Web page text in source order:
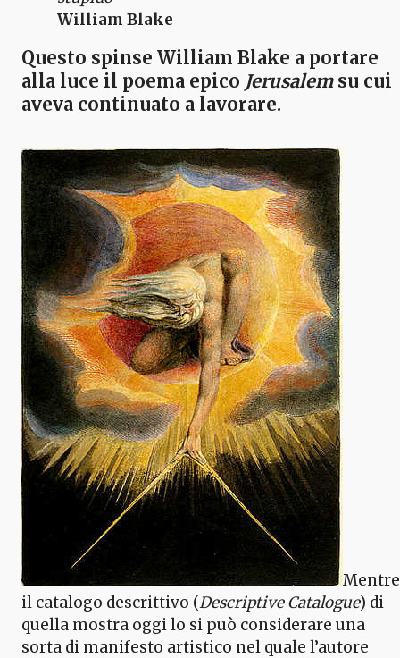
William Blake
Questo spinse William Blake a portare
alla luce il poema epico Jerusalemsu cui
aveva continuato a lavorare.
Mentre
il catalogo descrittivo (Descriptive Catalogue) di
quella mostra oggi lo si può considerare una
sorta di manifesto artistico nel quale l’autore